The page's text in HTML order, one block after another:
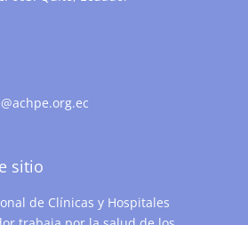
sitio
de Clínicas y Hospitales